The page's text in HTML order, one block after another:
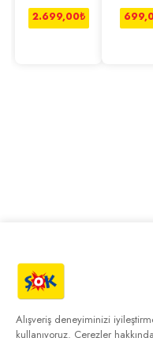
Tost Makinesi
Vanilya
2.699,00₺
Alışveriş deneyiminizi
kullanıyoruz. Çerezler